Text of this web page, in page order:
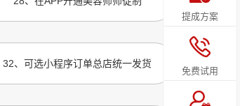
32、 可选小程序订单总店统一发货
提成方案
免费试用